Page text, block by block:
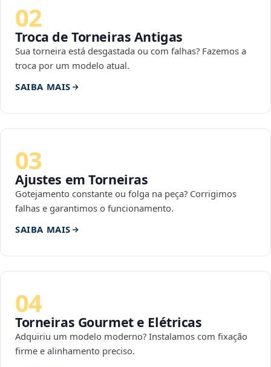
02
Troca de Torneiras Antigas
Sua torneira está desgastada ou com falhas? Fazemos a
troca por um modelo atual.
SAIBA MAIS
03
Ajustes em Torneiras
Gotejamento constante ou folga na peça? Corrigimos
falhas e garantimos o funcionamento.
SAIBA MAIS
04
Torneiras Gourmet e Elétricas
Adquiriu um modelo moderno? Instalamos com fixação
firme e alinhamento preciso.